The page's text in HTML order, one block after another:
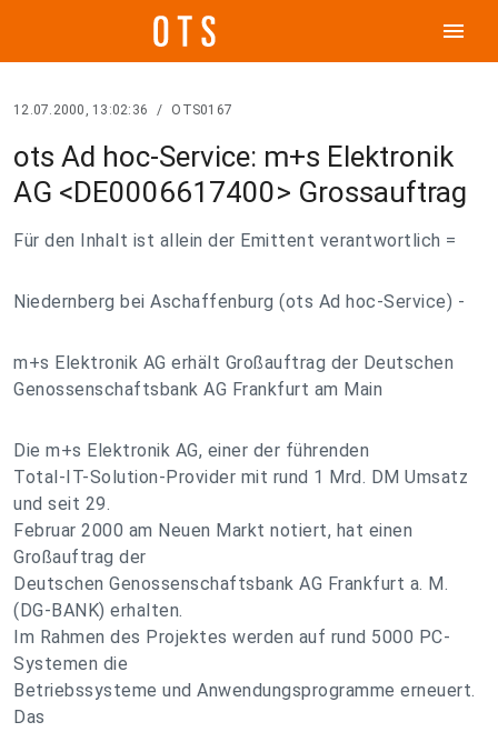
menu
12.07.2000, 13:02:36 / OTS0167
ots Ad hoc-Service: m+s Elektronik
AG <DE0006617400> Grossauftrag
Für den Inhalt ist allein der Emittent verantwortlich =
Niedernberg bei Aschaffenburg (ots Ad hoc-Service) -
m+s Elektronik AG erhält Großauftrag der Deutschen
Genossenschaftsbank AG Frankfurt am Main
Die m+s Elektronik AG, einer der führenden
Total-IT-Solution-Provider mit rund 1 Mrd. DM Umsatz
und seit 29.
Februar 2000 am Neuen Markt notiert, hat einen
Großauftrag der
Deutschen Genossenschaftsbank AG Frankfurt a. M.
(DG-BANK) erhalten.
Im Rahmen des Projektes werden auf rund 5000 PC-
Systemen die
Betriebssysteme und Anwendungsprogramme erneuert.
Das